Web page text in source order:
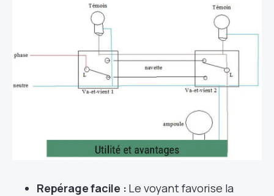
Repérage facile : Le voyant favorise la